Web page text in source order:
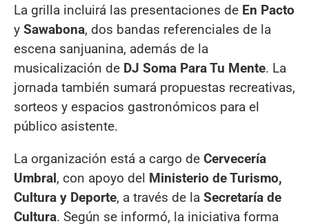
La grilla incluirá las presentaciones de En Pacto
y Sawabona, dos bandas referenciales de la
escena sanjuanina, además de la
musicalización de DJ Soma Para Tu Mente. La
jornada también sumará propuestas recreativas,
sorteos y espacios gastronómicos para el
público asistente.
La organización está a cargo de Cervecería
Umbral, con apoyo del Ministerio de Turismo,
Cultura y Deporte, a través de la Secretaría de
Cultura. Según se informó, la iniciativa forma